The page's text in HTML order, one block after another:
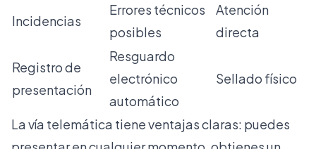
Incidencias
Errores técnicos
posibles
Atención
directa
Registro de
presentación
Resguardo
electrónico
automático
Sellado físico
La vía telemática tiene ventajas claras: puedes